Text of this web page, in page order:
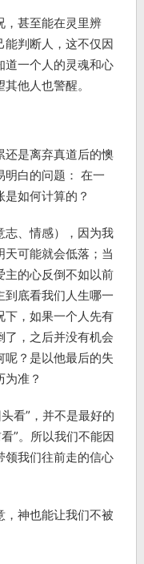
，甚至能在灵里辨
能判断人，这不仅因
道一个人的灵魂和心
他人也警醒。
还是离弃真道后的懊
明白的问题： 在一
如何计算的？
志、情感），因为我
可能就会低落；当
主的心反倒不如以前
到底看我们人生哪一
下，如果一个人先有
了，之后并没有机会
呢？是以他最后的失
准？
看”，并不是最好的
”。所以我们不能因
领我们往前走的信心
，神也能让我们不被